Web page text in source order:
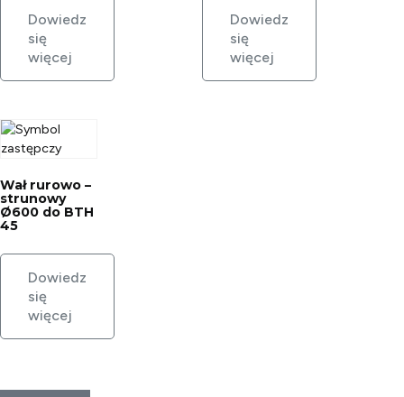
Dowiedz
się
więcej
Dowiedz
się
więcej
Wał rurowo –
strunowy
Ø600 do BTH
45
Dowiedz
się
więcej